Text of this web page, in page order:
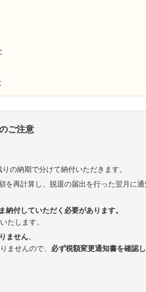
ご注意
の納期で分けて納付いただきます。
を再計算し、脱退の届出を行った翌月に
付していただく必要があります。
たします。
ません。
ませんので、 必ず税額変更通知書を確認